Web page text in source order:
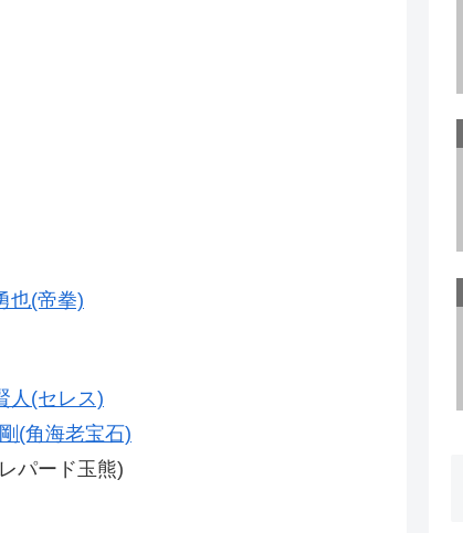
也(帝拳)
人(セレス)
(角海老宝石)
パード玉熊)